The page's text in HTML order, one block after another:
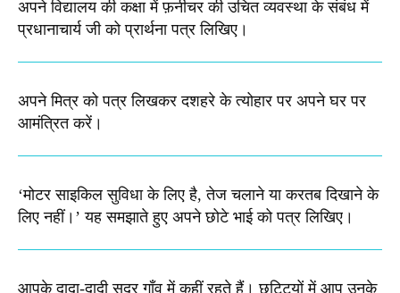
अपने विद्यालय की कक्षा में फ़र्नीचर की उचित व्यवस्था के संबंध में
प्रधानाचार्य जी को प्रार्थना पत्र लिखिए।
अपने मित्र को पत्र लिखकर दशहरे के त्योहार पर अपने घर पर
आमंत्रित करें।
‘मोटर साइकिल सुविधा के लिए है, तेज चलाने या करतब दिखाने के
लिए नहीं।’ यह समझाते हुए अपने छोटे भाई को पत्र लिखिए।
आपके दादा-दादी सुदूर गाँव में कहीं रहते हैं। छुट्टियों में आप उनके